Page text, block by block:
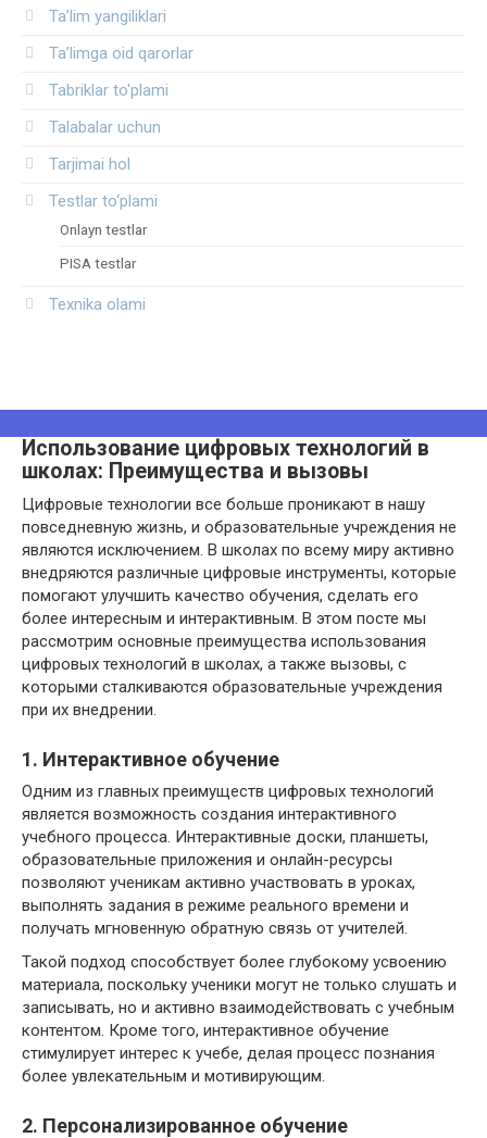
Ta’lim yangiliklari
Ta’limga oid qarorlar
Tabriklar to'plami
Talabalar uchun
Tarjimai hol
Testlar to‘plami
Onlayn testlar
PISA testlar
Texnika olami
Использование цифровых технологий в
школах: Преимущества и вызовы
Цифровые технологии все больше проникают в нашу
повседневную жизнь, и образовательные учреждения не
являются исключением. В школах по всему миру активно
внедряются различные цифровые инструменты, которые
помогают улучшить качество обучения, сделать его
более интересным и интерактивным. В этом посте мы
рассмотрим основные преимущества использования
цифровых технологий в школах, а также вызовы, с
которыми сталкиваются образовательные учреждения
при их внедрении.
1. Интерактивное обучение
Одним из главных преимуществ цифровых технологий
является возможность создания интерактивного
учебного процесса. Интерактивные доски, планшеты,
образовательные приложения и онлайн-ресурсы
позволяют ученикам активно участвовать в уроках,
выполнять задания в режиме реального времени и
получать мгновенную обратную связь от учителей.
Такой подход способствует более глубокому усвоению
материала, поскольку ученики могут не только слушать и
записывать, но и активно взаимодействовать с учебным
контентом. Кроме того, интерактивное обучение
стимулирует интерес к учебе, делая процесс познания
более увлекательным и мотивирующим.
2. Персонализированное обучение